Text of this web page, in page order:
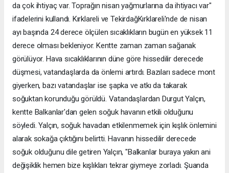
da çok ihtiyaç var. Toprağın nisan yağmurlarına da ihtiyacı var"
ifadelerini kullandı. Kırklareli ve TekirdağKırklareli'nde de nisan
ayı başında 24 derece ölçülen sıcaklıkların bugün en yüksek 11
derece olması bekleniyor. Kentte zaman zaman sağanak
görülüyor. Hava sıcaklıklarının düne göre hissedilir derecede
düşmesi, vatandaşlarda da önlemi artırdı. Bazıları sadece mont
giyerken, bazı vatandaşlar ise şapka ve atkı da takarak
soğuktan korunduğu görüldü. Vatandaşlardan Durgut Yalçın,
kentte Balkanlar'dan gelen soğuk havanın etkili olduğunu
söyledi. Yalçın, soğuk havadan etkilenmemek için kışlık önlemini
alarak sokağa çıktığını belirtti. Havanın hissedilir derecede
soğuk olduğunu dile getiren Yalçın, "Balkanlar buraya yakın ani
değişiklik hemen bize kışlıkları tekrar giymeye zorladı. Şuanda